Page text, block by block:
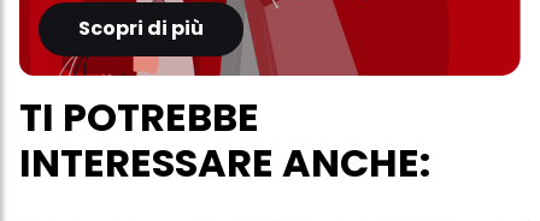
Scopri di più
TI POTREBBE
INTERESSARE ANCHE: